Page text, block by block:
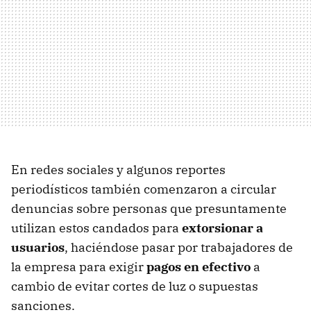
En redes sociales y algunos reportes
periodísticos también comenzaron a circular
denuncias sobre personas que presuntamente
utilizan estos candados para extorsionar a
usuarios, haciéndose pasar por trabajadores de
la empresa para exigirpagos en efectivo a
cambio de evitar cortes de luz o supuestas
sanciones.